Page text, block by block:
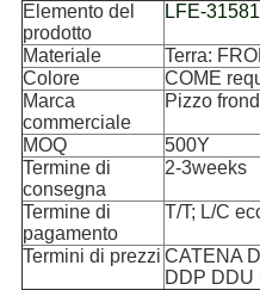
Elemento del
prodotto
LFE-31581
Materiale
Terra:
Colore
COME
Marca
commerciale
Pizzo
MOQ
500Y
Termine di
consegna
2-3weeks
Termine di
pagamento
T/T; L/C
Termini di prezzi CATENA
DDP DDU